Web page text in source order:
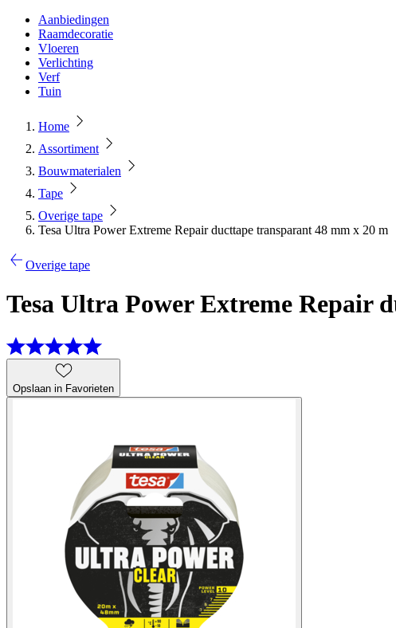
Aanbiedingen
Raamdecoratie
Vloeren
Verlichting
Verf
Tuin
Home
Assortiment
Bouwmaterialen
Tape
Overige tape
Tesa Ultra Power Extreme Repair ducttape transparant 48 mm x 20 m
Overige tape
Tesa Ultra Power Extreme Repair
Opslaan in Favorieten